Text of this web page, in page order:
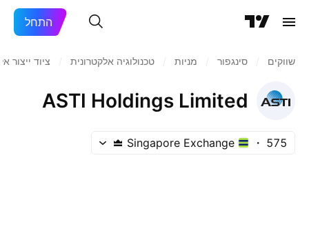
התחל
שווקים סינגפור מניות‏ טכנולוגיה אלקטרונית ציוד ייצור
ASTI Holdings Limited
575
Singapore Exchange